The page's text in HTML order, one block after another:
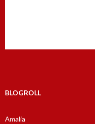
BLOGROLL
Amalia